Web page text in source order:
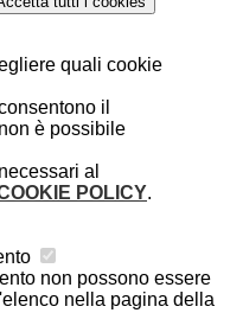
quali cookie
il
è possibile
al
POLICY.
non possono essere
nella pagina della